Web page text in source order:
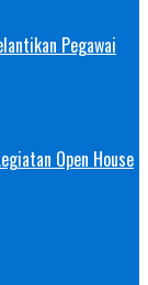
Pegawai
Open House